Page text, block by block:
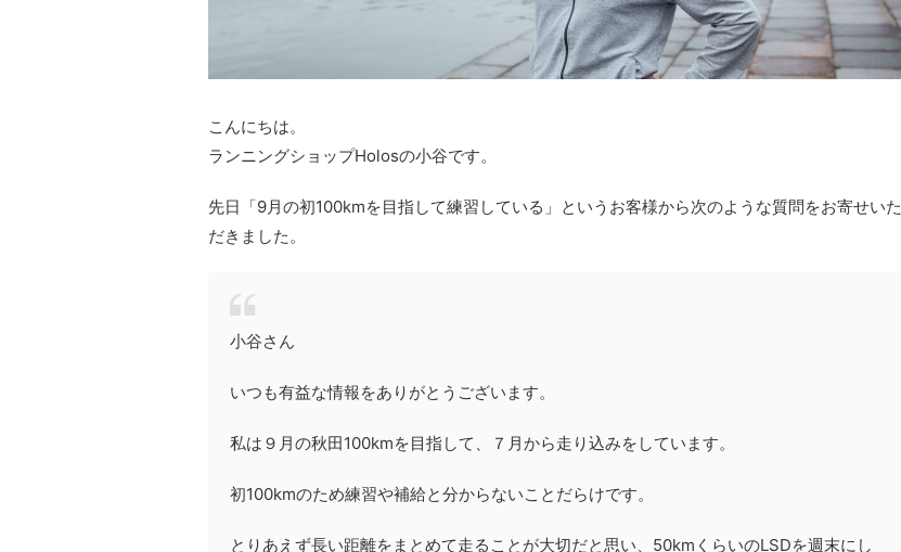
こんにちは。
ランニングショップHolosの小谷です。
先日「9月の初100kmを目指して練習している」というお客様から次のような質問をお寄せいた
だきました。
小谷さん
いつも有益な情報をありがとうございます。
私は９月の秋田100kmを目指して、７月から走り込みをしています。
初100kmのため練習や補給と分からないことだらけです。
とりあえず長い距離をまとめて走ることが大切だと思い、50kmくらいのLSDを週末にし